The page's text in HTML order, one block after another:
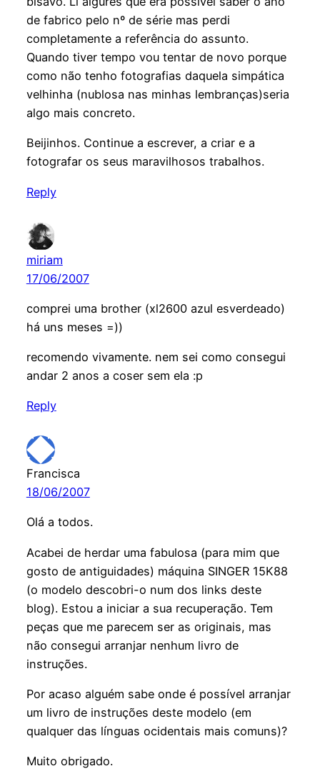
de fabrico pelo nº de série mas perdi
completamente a referência do assunto.
Quando tiver tempo vou tentar de novo porque
como não tenho fotografias daquela simpática
velhinha (nublosa nas minhas lembranças)seria
algo mais concreto.
Beijinhos. Continue a escrever, a criar e a
fotografar os seus maravilhosos trabalhos.
Reply
miriam
17/06/2007
comprei uma brother (xl2600 azul esverdeado)
há uns meses =))
recomendo vivamente. nem sei como consegui
andar 2 anos a coser sem ela :p
Reply
Francisca
18/06/2007
Olá a todos.
Acabei de herdar uma fabulosa (para mim que
gosto de antiguidades) máquina SINGER 15K88
(o modelo descobri-o num dos links deste
blog). Estou a iniciar a sua recuperação. Tem
peças que me parecem ser as originais, mas
não consegui arranjar nenhum livro de
instruções.
Por acaso alguém sabe onde é possível arranjar
um livro de instruções deste modelo (em
qualquer das línguas ocidentais mais comuns)?
Muito obrigado.